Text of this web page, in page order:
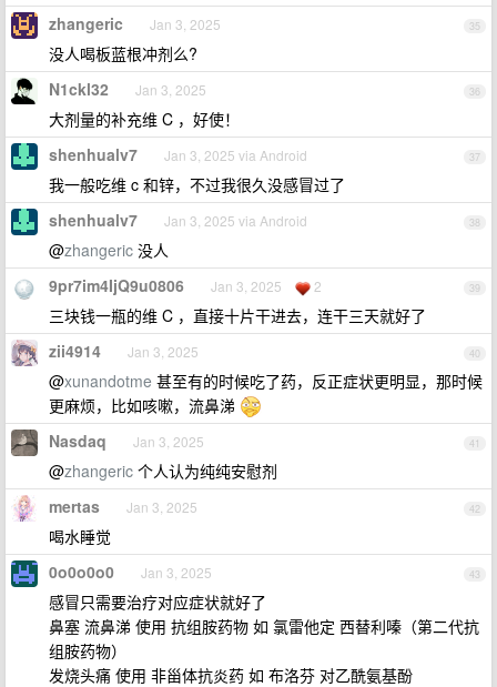
35
zhangeric Jan 3, 2025
没人喝板蓝根冲剂么?
36
N1ckl32 Jan 3, 2025
大剂量的补充维 C ，好使！
37
shenhualv7 Jan 3, 2025 via Android
我一般吃维 c 和锌，不过我很久没感冒过了
38
shenhualv7 Jan 3, 2025 via Android
@zhangeric 没人
39
9pr7im4IjQ9u0806 Jan 3, 2025 2
三块钱一瓶的维 C ，直接十片干进去，连干三天就好了
40
zii4914 Jan 3, 2025
@xunandotme 甚至有的时候吃了药，反正症状更明显，那时候
更麻烦，比如咳嗽，流鼻涕
41
Nasdaq Jan 3, 2025
@zhangeric 个人认为纯纯安慰剂
42
mertas Jan 3, 2025
喝水睡觉
43
0o0o0o0 Jan 3, 2025
感冒只需要治疗对应症状就好了
鼻塞 流鼻涕 使用 抗组胺药物 如 氯雷他定 西替利嗪（第二代抗
组胺药物）
发烧头痛 使用 非甾体抗炎药 如 布洛芬 对乙酰氨基酚